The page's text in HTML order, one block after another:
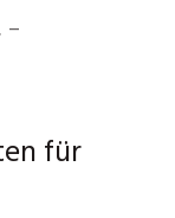
–
für